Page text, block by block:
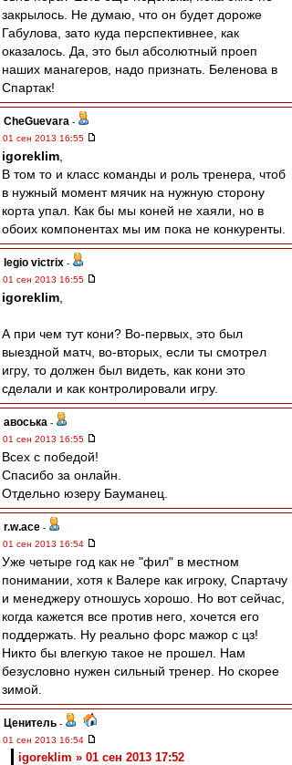
закрылось. Не думаю, что он будет дороже
Габулова, зато куда перспективнее, как
оказалось. Да, это был абсолютный проеп
наших манагеров, надо признать. Беленова в
Спартак!
CheGuevara -
01 сен 2013 16:55
igoreklim
В том то и класс команды и роль тренера, чтоб
в нужный момент мячик на нужную сторону
корта упал. Как бы мы коней не хаяли, но в
обоих компонентах мы им пока не конкуренты.
legio victrix -
01 сен 2013 16:55
igoreklim
А при чем тут кони? Во-первых, это был
выездной матч, во-вторых, если ты смотрел
игру, то должен был видеть, как кони это
сделали и как контролировали игру.
авоська -
01 сен 2013 16:55
Всех с победой!
Спасибо за онлайн.
Отдельно юзеру Бауманец.
r.w.ace -
01 сен 2013 16:54
Уже четыре год как не "фил" в местном
понимании, хотя к Валере как игроку, Спартачу
и менеджеру отношусь хорошо. Но вот сейчас,
когда кажется все против него, хочется его
поддержать. Ну реально форс мажор с цз!
Никто бы влегкую такое не прошел. Нам
безусловно нужен сильный тренер. Но скорее
зимой.
Ценитель -
01 сен 2013 16:54
igoreklim » 01 сен 2013 17:52